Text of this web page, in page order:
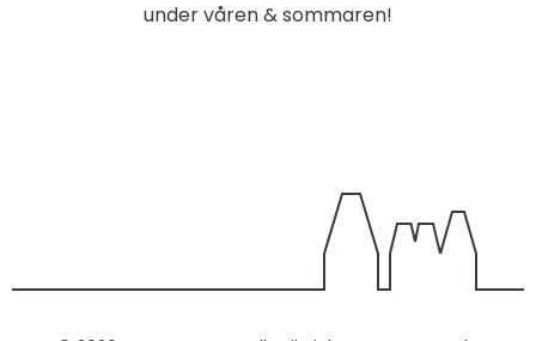
under våren & sommaren!